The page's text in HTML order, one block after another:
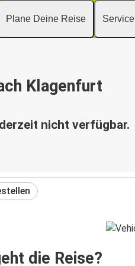
Plane Deine Reise Service
Klagenfurt
nicht verfügbar.
die Reise?